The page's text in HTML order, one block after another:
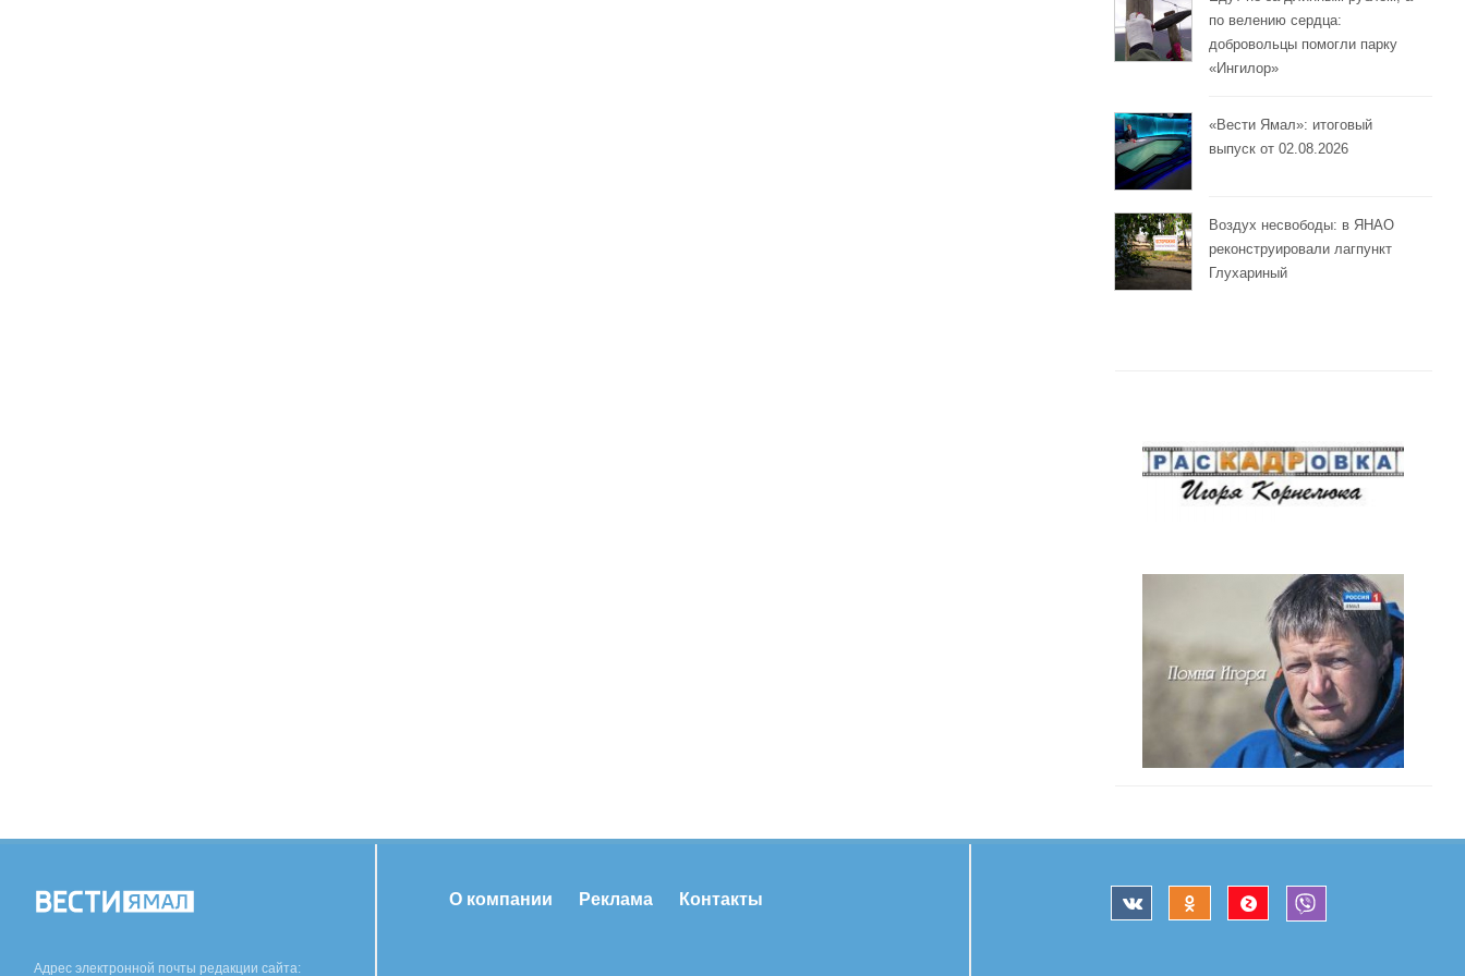
по велению сердца:
добровольцы помогли парку
«Ингилор»
«Вести Ямал»: итоговый
выпуск от 02.08.2026
Воздух несвободы: в ЯНАО
реконструировали лагпункт
Глухариный
Адрес электронной почты редакции сайта:
О компании Реклама Контакты